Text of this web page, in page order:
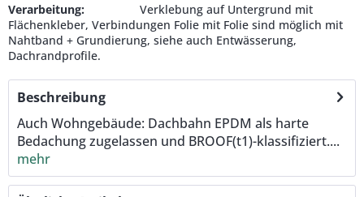
Verarbeitung:
Verklebung auf Untergrund mit
Flächenkleber, Verbindungen Folie mit Folie sind möglich mit
Nahtband + Grundierung, siehe auch Entwässerung,
Dachrandprofile.
Beschreibung
Auch Wohngebäude: Dachbahn EPDM als harte
Bedachung zugelassen und BROOF(t1)-klassifiziert....
mehr